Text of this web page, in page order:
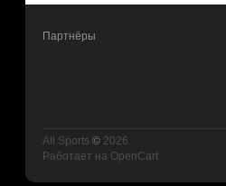
Партнёры
All Sports © 2026
Работает на OpenCart